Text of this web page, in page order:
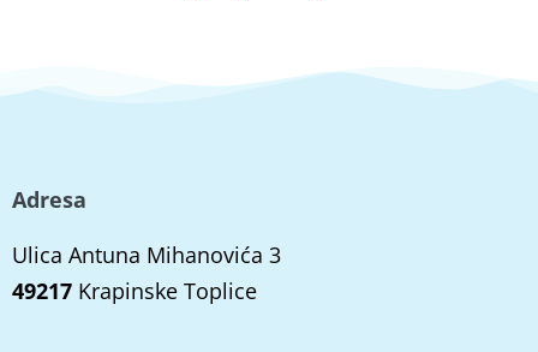
Adresa
Ulica Antuna Mihanovića 3
49217 Krapinske Toplice